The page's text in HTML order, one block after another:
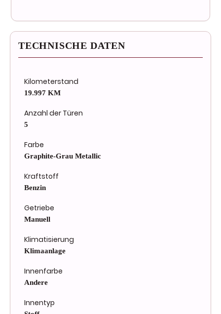
TECHNISCHE DATEN
Kilometerstand
19.997 KM
Anzahl der Türen
5
Farbe
Graphite-Grau Metallic
Kraftstoff
Benzin
Getriebe
Manuell
Klimatisierung
Klimaanlage
Innenfarbe
Andere
Innentyp